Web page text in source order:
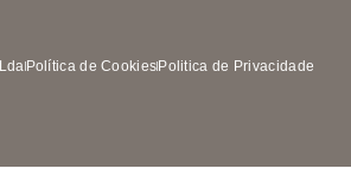
Política de CookiesPolitica de Privacidade